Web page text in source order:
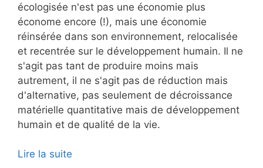
écologisée n'est pas une économie plus
économe encore (!), mais une économie
réinsérée dans son environnement, relocalisée
et recentrée sur le développement humain. Il ne
s'agit pas tant de produire moins mais
autrement, il ne s'agit pas de réduction mais
d'alternative, pas seulement de décroissance
matérielle quantitative mais de développement
humain et de qualité de la vie.
Lire la suite